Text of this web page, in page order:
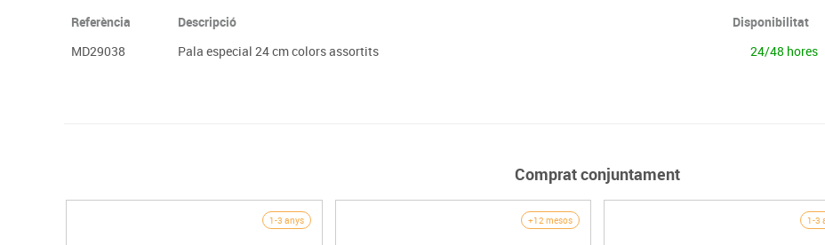
Referència Descripció Disponibilitat
MD29038
Pala especial 24 cm colors assortits 24/48 hores
Comprat conjuntament
1-3 anys +12 mesos 1-3